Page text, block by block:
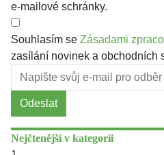
e-mailové schránky.
Souhlasím se Zásadami
zasílání novinek a obchodních
Odeslat
Nejčtenější v kategorii